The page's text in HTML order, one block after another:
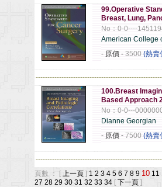
99.Operative
Breast, Lung,
No：0-0----
American College
- 原價 - 3500 (熱賣
100.Breast
Based Approach
No：0-0---
Dianne Georgian
- 原價 - 7500 (熱賣
頁數 ： [ 上一頁 ] 1 2 3 4 5 6 7 8 9 10 11
27 28 29 30 31 32 33 34 [ 下一頁 ]